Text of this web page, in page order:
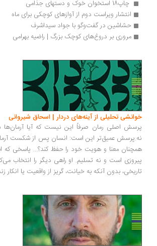
چاپ18 استخوان خوک و دستهای جذامی
انتشار ویراست دوم از آوازهای کوچکی برای ماه
حشاشین در گفت‌وگو با جواد سیداشرف
مروری بر دروغ‌های کوچک بزرگ | راضیه بهرامی
تحلیلی از آینه‌های دردار | اسحاق شیروانی
اصلی رمان صرفاً این نیست که آیا آرمان‌ها شکست
عمیق‌تر این است: انسان پس از شکست آرمان‌ها
معنا و هویت خود را حفظ کند؟... پاسخی که ابراهیم
است و نه تسلیم. او راهی دیگر را انتخاب می‌کند:
بدون آنکه به خیانت، گریز از واقعیت یا انکار زندگی